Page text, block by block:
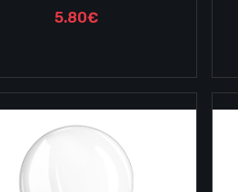
5.80€